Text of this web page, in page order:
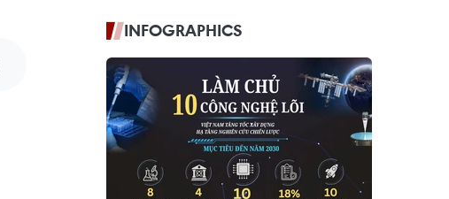
INFOGRAPHICS